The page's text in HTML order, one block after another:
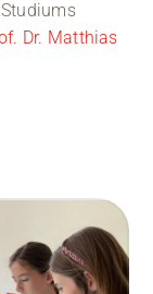
Dr. Matthias